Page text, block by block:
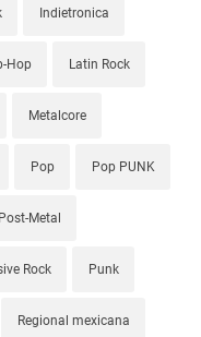
Indietronica
Hop Latin Rock
Metalcore
Pop Pop PUNK
Post-Metal
Rock Punk
Regional mexicana